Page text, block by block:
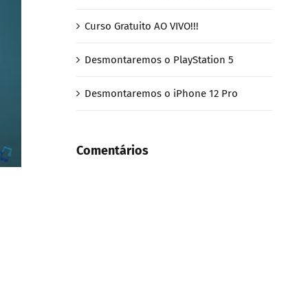
Curso Gratuito AO VIVO!!!
Desmontaremos o PlayStation 5
Desmontaremos o iPhone 12 Pro
Comentários